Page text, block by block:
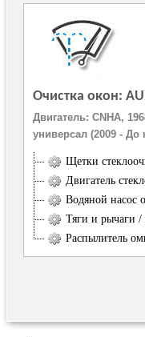
Очистка окон:
Двигатель: CNHA,
универсал (2009 - До
Щетки
Двигатель
Водяной насос
Тяги и рычаги /
Распылитель